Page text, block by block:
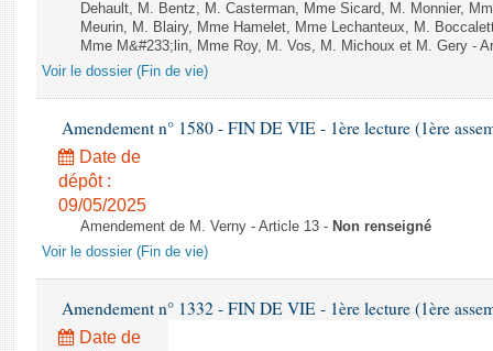
Dehault, M. Bentz, M. Casterman, Mme Sicard, M. Monnier,
Meurin, M. Blairy, Mme Hamelet, Mme Lechanteux, M.
Mme M&#233;lin, Mme Roy, M. Vos, M. Michoux et M. Gery -
Voir le dossier (Fin de vie)
Amendement n° 1580 - FIN DE VIE - 1ère lecture (1ère
Date de
dépôt :
09/05/2025
Amendement de M. Verny - Article 13 - Non renseigné
Voir le dossier (Fin de vie)
Amendement n° 1332 - FIN DE VIE - 1ère lecture (1ère
Date de